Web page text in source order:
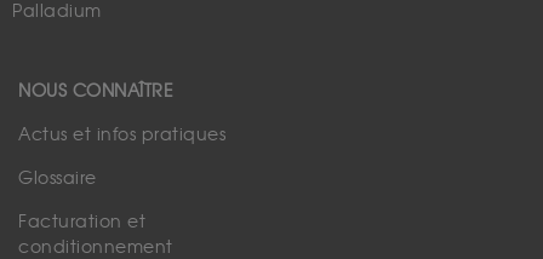
Palladium
NOUS CONNAÎTRE
Actus et infos pratiques
Glossaire
Facturation et
conditionnement